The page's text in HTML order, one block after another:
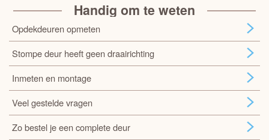
Handig om te weten
Opdekdeuren opmeten
Stompe deur heeft geen draairichting
Inmeten en montage
Veel gestelde vragen
Zo bestel je een complete deur